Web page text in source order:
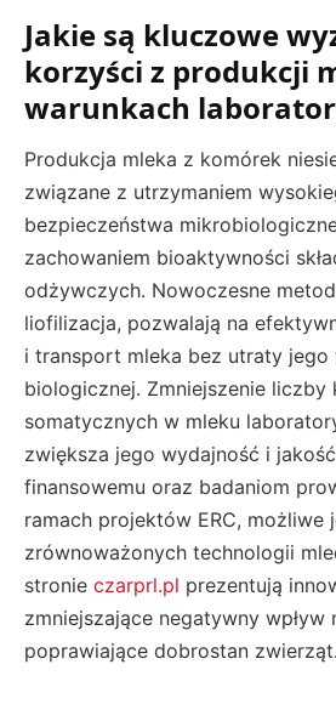
Jakie są kluczowe
korzyści z produkcji
warunkach
Produkcja mleka z komórek
związane z utrzymaniem
bezpieczeństwa
zachowaniem bioaktywności
odżywczych. Nowoczesne
liofilizacja, pozwalają na
i transport mleka bez utraty jego
biologicznej. Zmniejszenie liczby
somatycznych w mleku
zwiększa jego wydajność i
finansowemu oraz badaniom
ramach projektów ERC, możliwe
zrównoważonych technologii
stronie czarprl.pl prezentują
zmniejszające negatywny
poprawiające dobrostan zwierząt.